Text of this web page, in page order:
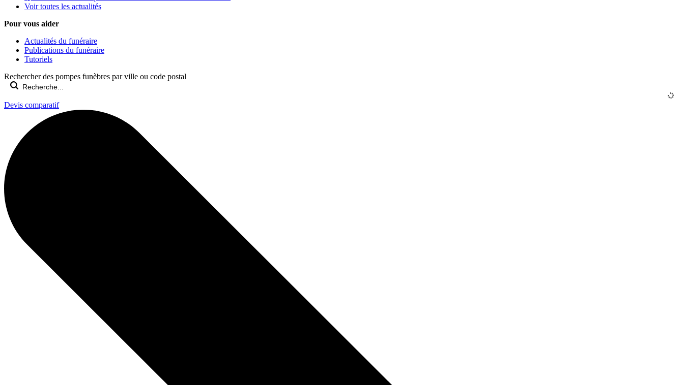
Voir toutes les actualités
Pour vous aider
Actualités du funéraire
Publications du funéraire
Tutoriels
Rechercher des pompes funèbres par ville ou code postal
Devis comparatif